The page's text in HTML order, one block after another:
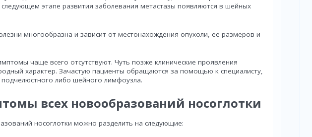
этапе развития заболевания метастазы появляются в шейных
многообразна и зависит от местонахождения опухоли, ее размеров и
чаще всего отсутствуют. Чуть позже клинические проявления
характер. Зачастую пациенты обращаются за помощью к специалисту,
либо шейного лимфоузла.
всех новообразований носоглотки
носоглотки можно разделить на следующие: